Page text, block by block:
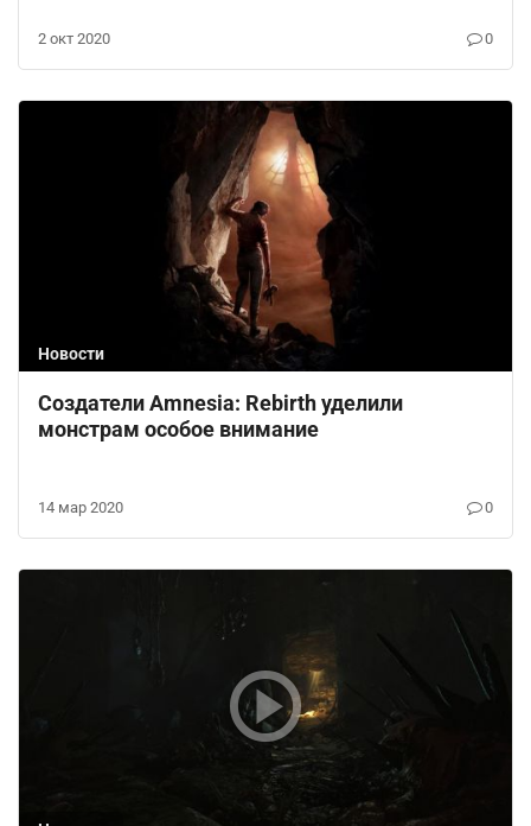
2 окт 2020 0
Новости
Создатели Amnesia: Rebirth уделили
монстрам особое внимание
14 мар 2020 0